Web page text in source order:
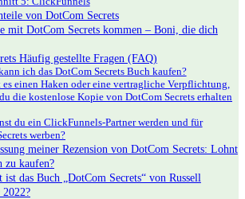
von DotCom Secrets
mit DotCom Secrets kommen – Boni, die dich
Häufig gestellte Fragen (FAQ)
ich das DotCom Secrets Buch kaufen?
einen Haken oder eine vertragliche Verpflichtung,
die kostenlose Kopie von DotCom Secrets erhalten
du ein ClickFunnels-Partner werden und für
werben?
meiner Rezension von DotCom Secrets: Lohnt
zu kaufen?
ist das Buch „DotCom ​Secrets“ von Russell